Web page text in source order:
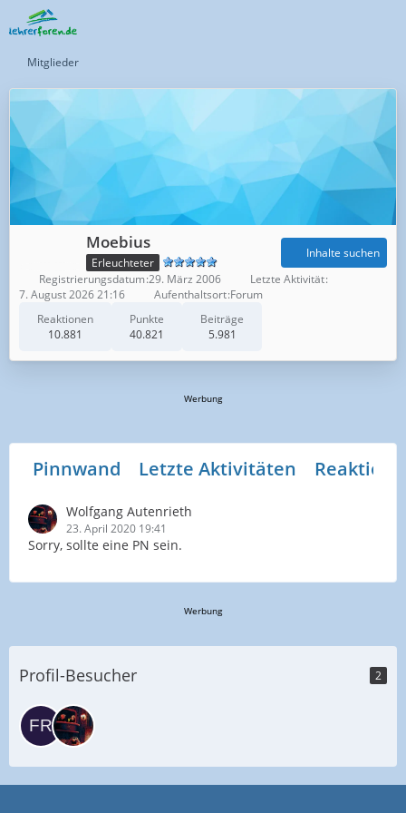
Mitglieder
Moebius
Erleuchteter
Reaktionen
10.881
Punkte
40.821
Beiträge
5.981
Inhalte suchen
Registrierungsdatum 29. März 2006
Letzte Aktivität
7. August 2026 21:16
Aufenthaltsort Forum
Werbung
Pinnwand Letzte Aktivitäten
Wolfgang Autenrieth
23. April 2020 19:41
Sorry, sollte eine PN sein.
Werbung
Profil-Besucher 2